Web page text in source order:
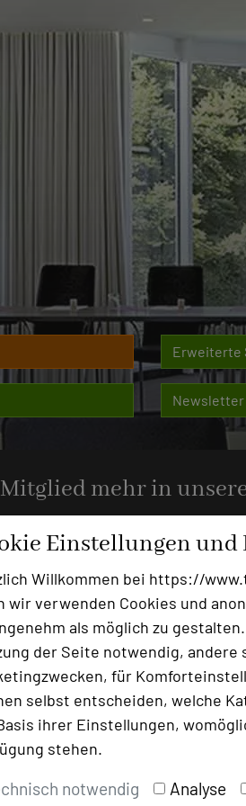
Einstellungen und
Willkommen bei https://
wir verwenden Cookies und
als möglich zu
der Seite notwendig,
für
selbst entscheiden, welche
ihrer Einstellungen,
stehen.
notwendig Analyse
Erweiterte
mehr in